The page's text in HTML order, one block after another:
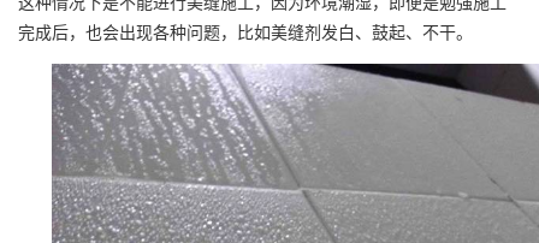
完成后，也会出现各种问题，比如美缝剂发白、鼓起、不干。